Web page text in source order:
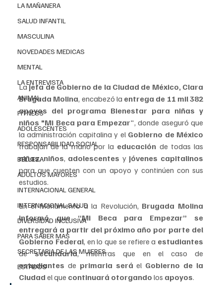
LA MAÑANERA
SALUD INFANTIL
MASCULINA
NOVEDADES MEDICAS
MENTAL
LA ENTREVISTA
ANIMAL
FITNESS
ADOLESCENTES
RESPONSABILIDAD SOCIAL
BELLEZA
ADULTOS MAYORES
INTERNACIONAL GENERAL
INTERNACIONAL SALUD
DIVERSIDAD INCLUSIVA
PARA SABER MAS
SECRETARIA DE LAS MUJERES
ESTADOS
La jefa de Gobierno de la Ciudad de México, Clara
Brugada Molina, encabezó la entrega de 11 mil 382
apoyos del programa Bienestar para niñas y
niños "Mi Beca para Empezar", donde aseguró que
la administración capitalina y el Gobierno de México
trabajan de la mano por la educación
niñas, niños, adolescentes y
para que cuenten con un apoyo y continúen con sus
estudios.
En el Monumento a la Revolución, Brugada Molina
informó que “Mi Beca para Empezar” se
entregará a partir del próximo año por parte del
Gobierno Federal, en lo que se refiere a
de secundaria
estudiantes de primaria será el Gobierno de la
Ciudad el que continuará otorgando los apoyos.